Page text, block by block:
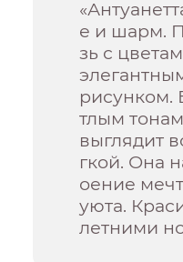
е и шарм.
зь с
рисунком.
тлым
выглядит
гкой. Она
оение
уюта.
летними